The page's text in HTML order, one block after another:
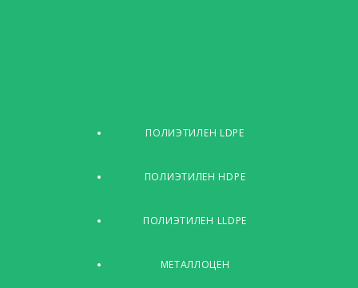
ПОЛИЭТИЛЕН LDPE
ПОЛИЭТИЛЕН HDPE
ПОЛИЭТИЛЕН LLDPE
МЕТАЛЛОЦЕН